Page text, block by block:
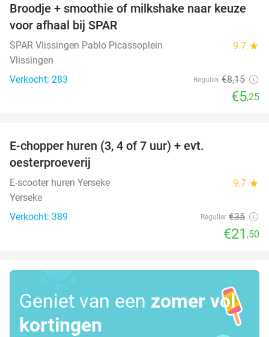
36%
Broodje + smoothie of milkshake naar keuze
voor afhaal bij SPAR
SPAR Vlissingen Pablo Picassoplein 9.7 star
Vlissingen
Verkocht: 283
Regulier €8,15
€5,25
E-chopper huren (3, 4 of 7 uur) + evt.
oesterproeverij
E-scooter huren Yerseke 9.7 star
Yerseke
Verkocht: 389
Regulier €35
€21 ,50
Geniet van een zomer vol
kortingen